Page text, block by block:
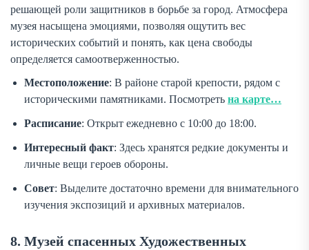
решающей роли защитников в борьбе за город. Атмосфера
музея насыщена эмоциями, позволяя ощутить вес
исторических событий и понять, как цена свободы
определяется самоотверженностью.
Местоположение: В районе старой крепости, рядом с
историческими памятниками. Посмотреть на карте…
Расписание: Открыт ежедневно с 10:00 до 18:00.
Интересный факт: Здесь хранятся редкие документы и
личные вещи героев обороны.
Совет: Выделите достаточно времени для внимательного
изучения экспозиций и архивных материалов.
8. Музей спасенных Художественных